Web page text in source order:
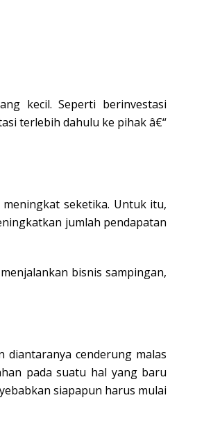
kecil. Seperti berinvestasi
terlebih dahulu ke pihak â€“
seketika. Untuk itu,
jumlah pendapatan
bisnis sampingan,
diantaranya cenderung malas
pada suatu hal yang baru
siapapun harus mulai